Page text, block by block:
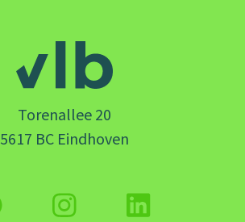
Torenallee 20
5617 BC Eindhoven